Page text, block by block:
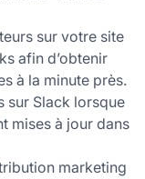
sur votre site
afin d’obtenir
à la minute près.
sur Slack lorsque
mises à jour dans
marketing